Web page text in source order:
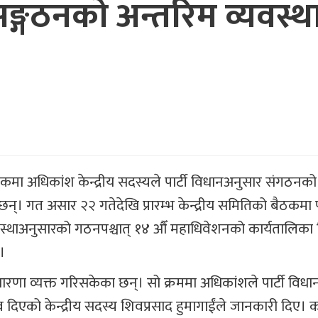
अन्तरिम
अधिकांश केन्द्रीय सदस्यले पार्टी विधानअनुसार
गत असार २२ गतेदेखि प्रारम्भ केन्द्रीय समितिको बैठकमा
गठनपश्चात् १४ औँ महाधिवेशनको कार्यतालिका
व्यक्त गरिसकेका छन्। सो क्रममा अधिकांशले पार्टी
केन्द्रीय सदस्य शिवप्रसाद हुमागाईंले जानकारी दिए।